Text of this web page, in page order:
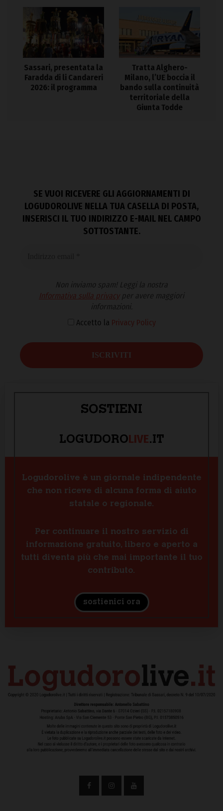
Sassari, presentata la
Faradda di li Candareri
2026: il programma
Tratta Alghero-
Milano, l’UE boccia il
bando sulla continuità
territoriale della
Giunta Todde
SE VUOI RICEVERE GLI AGGIORNAMENTI DI
LOGUDOROLIVE NELLA TUA CASELLA DI POSTA,
INSERISCI IL TUO INDIRIZZO E-MAIL NEL CAMPO
SOTTOSTANTE.
Non inviamo spam! Leggi la nostra
Informativa sulla privacyper avere maggiori
informazioni.
Accetto la Privacy Policy
SOSTIENI
LOGUDOROLIVE.IT
Logudorolive è un giornale indipendente
che non riceve di alcuna forma di aiuto
statale o regionale.
Per continuare il nostro servizio di
informazione gratuito, libero e aperto a
tutti diventa più che mai importante il tuo
contributo.
sostienici ora